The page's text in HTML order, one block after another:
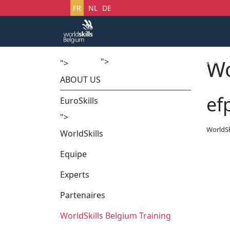
Sélectionnez votre langue
FR NL DE
"> Startech's Days
">
ABOUT US
EuroSkills
">
WorldSkills
Equipe
Experts
Partenaires
WorldSkills Belgium Training